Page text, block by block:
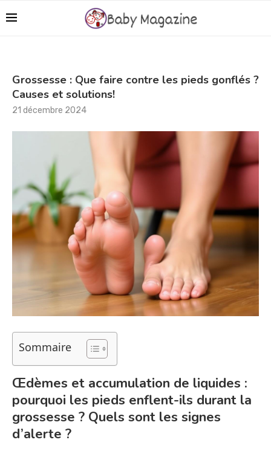
Grossesse : Que faire contre les pieds gonflés ?
Causes et solutions!
21 décembre 2024
Sommaire
Œdèmes et accumulation de liquides :
pourquoi les pieds enflent-ils durant la
grossesse ? Quels sont les signes
d’alerte ?